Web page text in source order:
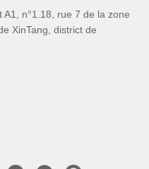
n°1.18, rue 7 de la zone
XinTang, district de